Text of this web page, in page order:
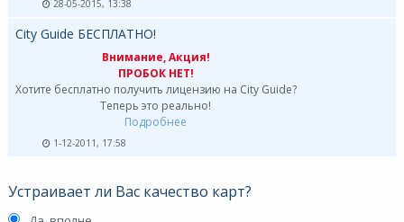
28-05-2015, 13:38
City Guide БЕСПЛАТНО!
Внимание, Акция!
ПРОБОК НЕТ!
Хотите бесплатно получить лицензию на City Guide?
Теперь это реально!
Подробнее
1-12-2011, 17:58
Устраивает ли Вас качество карт?